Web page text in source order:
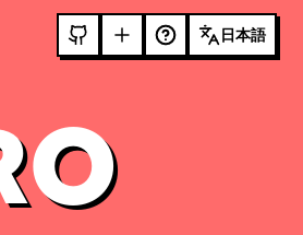
日本語